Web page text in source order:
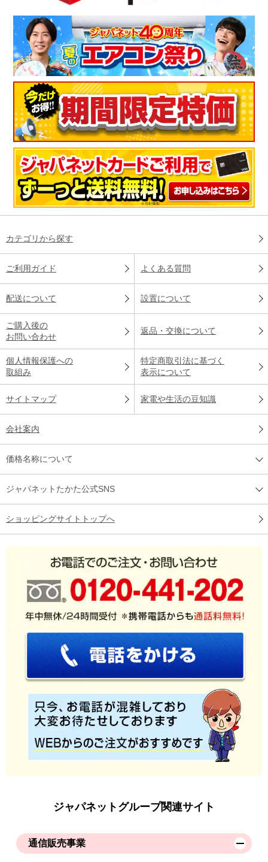
カテゴリから探す
ご利用ガイド よくある質問
配送について 設置について
ご購入後の
お問い合わせ
返品・交換について
個人情報保護への
取組み
特定商取引法に基づく
表示について
サイトマップ 家電や生活の豆知識
会社案内
価格名称について
ジャパネットたかた公式SNS
ショッピングサイトトップへ
ジャパネットグループ関連サイト
通信販売事業